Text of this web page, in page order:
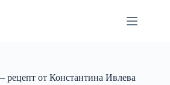
от Константина Ивлева